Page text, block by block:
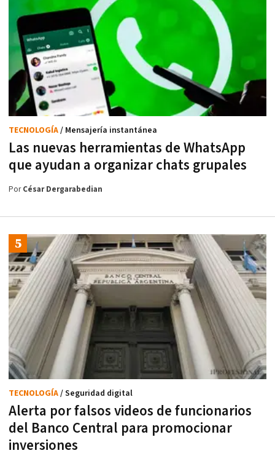
Las nuevas herramientas de WhatsApp
que ayudan a organizar chats grupales
TECNOLOGÍA/ Mensajería instantánea
PorCésar Dergarabedian
Alerta por falsos videos de funcionarios
del Banco Central para promocionar
inversiones
TECNOLOGÍA/ Seguridad digital